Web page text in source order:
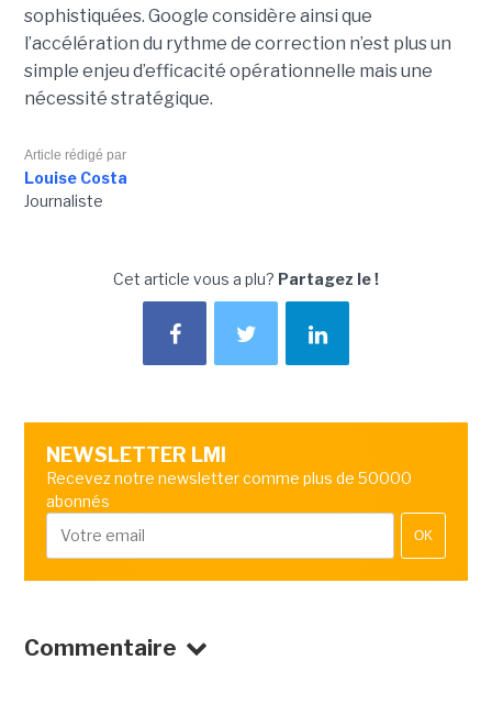
sophistiquées. Google considère ainsi que
l’accélération du rythme de correction n’est plus un
simple enjeu d’efficacité opérationnelle mais une
nécessité stratégique.
Article rédigé par
Louise Costa
Journaliste
Cet article vous a plu? Partagez le !
NEWSLETTER LMI
Recevez notre newsletter comme plus de 50000
abonnés
OK
Commentaire